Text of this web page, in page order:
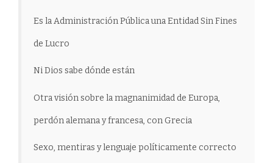
Es la Administración Pública una Entidad Sin Fines
de Lucro
Ni Dios sabe dónde están
Otra visión sobre la magnanimidad de Europa,
perdón alemana y francesa, con Grecia
Sexo, mentiras y lenguaje políticamente correcto